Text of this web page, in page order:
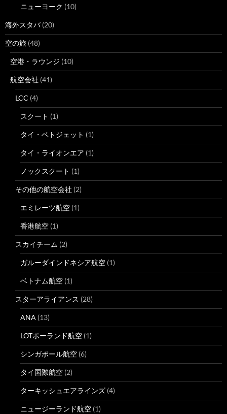
ニューヨーク (10)
海外スタバ(20)
空の旅 (48)
空港・ラウンジ (10)
航空会社 (41)
LCC (4)
スクート (1)
タイ・ベトジェット (1)
タイ・ライオンエア (1)
ノックスクート (1)
その他の航空会社 (2)
エミレーツ航空 (1)
香港航空 (1)
スカイチーム (2)
ガルーダインドネシア航空 (1)
ベトナム航空 (1)
スターアライアンス (28)
ANA (13)
LOTポーランド航空 (1)
シンガポール航空 (6)
タイ国際航空 (2)
ターキッシュエアラインズ (4)
ニュージーランド航空 (1)